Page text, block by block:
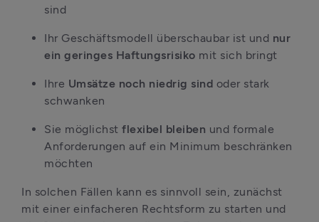
sind
Ihr Geschäftsmodell überschaubar ist und nur
ein geringes Haftungsrisiko mit sich bringt
Ihre Umsätze noch niedrig sind oder stark
schwanken
Sie möglichst flexibel bleiben und formale
Anforderungen auf ein Minimum beschränken
möchten
In solchen Fällen kann es sinnvoll sein, zunächst
mit einer einfacheren Rechtsform zu starten und